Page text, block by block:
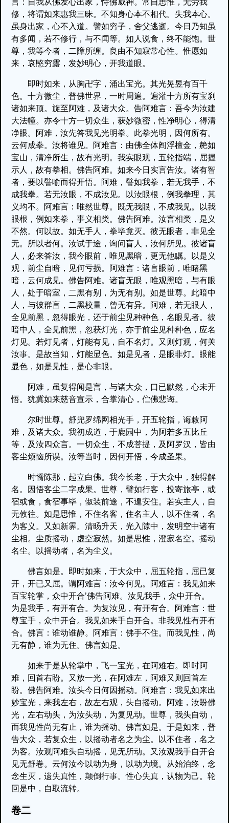
言：自我从佛发心出家，恃佛威神。常自思惟，无劳我
修，将谓如来惠我三昧。不知身心本不相代。失我本心。
虽身出家，心不入道。譬如穷子，舍父逃逝。今日乃知虽
有多闻，若不修行，与不闻等。如人说食，终不能饱。世
尊，我等今者，二障所缠。良由不知寂常心性。惟愿如
来，哀愍穷露，发妙明心，开我道眼。
即时如来，从胸卍字，涌出宝光。其光晃昱有百千
色。十方微尘，普佛世界，一时周遍。遍灌十方所有宝刹
诸如来顶。旋至阿难，及诸大众。告阿难言：吾今为汝建
大法幢。亦令十方一切众生，获妙微密，性净明心，得清
净眼。阿难，汝先答我见光明拳。此拳光明，因何所有。
云何成拳。汝将谁见。阿难言：由佛全体阎浮檀金，赩如
宝山，清净所生，故有光明。我实眼观，五轮指端，屈握
示人，故有拳相。佛告阿难。如来今日实言告汝。诸有智
者，要以譬喻而得开悟。阿难，譬如我拳，若无我手，不
成我拳。若无汝眼，不成汝见。以汝眼根，例我拳理，其
义均不。阿难言：唯然世尊。既无我眼，不成我见。以我
眼根，例如来拳，事义相类。佛告阿难。汝言相类，是义
不然。何以故。如无手人，拳毕竟灭。彼无眼者，非见全
无。所以者何。汝试于途，询问盲人，汝何所见。彼诸盲
人，必来答汝，我今眼前，唯见黑暗，更无他瞩。以是义
观，前尘自暗，见何亏损。阿难言：诸盲眼前，唯睹黑
暗，云何成见。佛告阿难。诸盲无眼，唯观黑暗，与有眼
人，处于暗室，二黑有别，为无有别。如是世尊。此暗中
人，与彼群盲，二黑校量，曾无有异。阿难，若无眼人，
全见前黑，忽得眼光，还于前尘见种种色，名眼见者。彼
暗中人，全见前黑，忽获灯光，亦于前尘见种种色，应名
灯见。若灯见者，灯能有见，自不名灯。又则灯观，何关
汝事。是故当知，灯能显色。如是见者，是眼非灯。眼能
显色，如是见性，是心非眼。
阿难，虽复得闻是言，与诸大众，口已默然，心未开
悟。犹冀如来慈音宣示，合掌清心，伫佛悲诲。
尔时世尊。舒兜罗绵网相光手，开五轮指，诲敕阿
难，及诸大众。我初成道，于鹿园中，为阿若多五比丘
等，及汝四众言。一切众生，不成菩提，及阿罗汉，皆由
客尘烦恼所误。汝等当时，因何开悟，今成圣果。
时憍陈那，起立白佛。我今长老，于大众中，独得解
名。因悟客尘二字成果。世尊，譬如行客，投寄旅亭，或
宿或食，食宿事毕，俶装前途，不遑安住。若实主人，自
无攸往。如是思惟，不住名客，住名主人，以不住者，名
为客义。又如新霁。清旸升天，光入隙中，发明空中诸有
尘相。尘质摇动，虚空寂然。如是思惟，澄寂名空。摇动
名尘。以摇动者，名为尘义。
佛言如是。即时如来，于大众中，屈五轮指，屈已复
开，开已又屈。谓阿难言：汝今何见。阿难言：我见如来
百宝轮掌，众中开合’佛告阿难。汝见我手，众中开合。
为是我手，有开有合。为复汝见，有开有合。阿难言：世
尊宝手，众中开合。我见如来手自开合。非我见性有开有
合。佛言：谁动谁静。阿难言：佛手不住。而我见性，尚
无有静，谁为无住。佛言如是。
如来于是从轮掌中，飞一宝光，在阿难右。即时阿
难，回首右盼。又放一光，在阿难左，阿难又则回首左
盼。佛告阿难。汝头今日何因摇动。阿难言：我见如来出
妙宝光，来我左右，故左右观，头自摇动。阿难，汝盼佛
光，左右动头，为汝头动，为复见动。世尊，我头自动，
而我见性尚无有止，谁为摇动。佛言如是。于是如来，普
告大众，若复众生，以摇动者名之为尘。以不住者，名之
为客。汝观阿难头自动摇，见无所动。又汝观我手自开合
见无舒卷。云何汝今以动为身，以动为境。从始泊终，念
念生灭，遗失真性，颠倒行事。性心失真，认物为己。轮
回是中，自取流转。
卷二